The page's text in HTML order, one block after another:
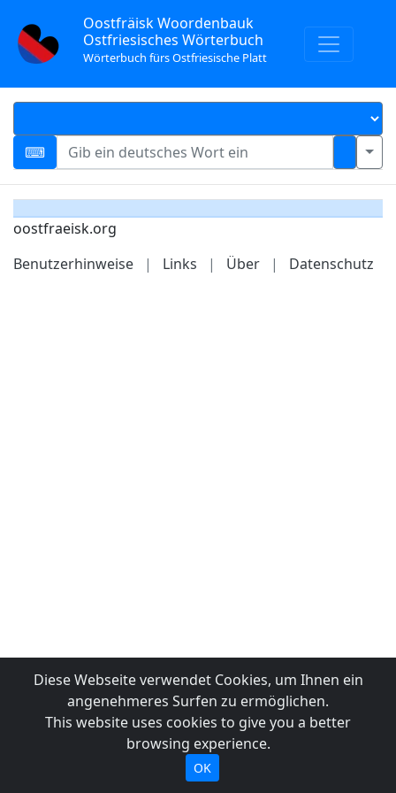
Oostfräisk Woordenbauk
Ostfriesisches Wörterbuch
Wörterbuch fürs Ostfriesische Platt
oostfraeisk.org
Benutzerhinweise
| Links | Über | Datenschutz
Diese Webseite verwendet Cookies, um Ihnen ein
angenehmeres Surfen zu ermöglichen.
This website uses cookies to give you a better
browsing experience.
OK